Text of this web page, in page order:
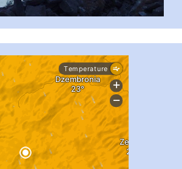
...
pimrec_project